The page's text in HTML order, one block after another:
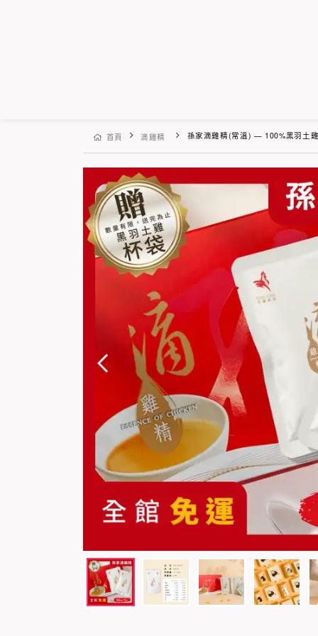
首頁 滴雞精 孫家滴雞精(常溫) — 100%黑羽土雞精華 60ml/6入(